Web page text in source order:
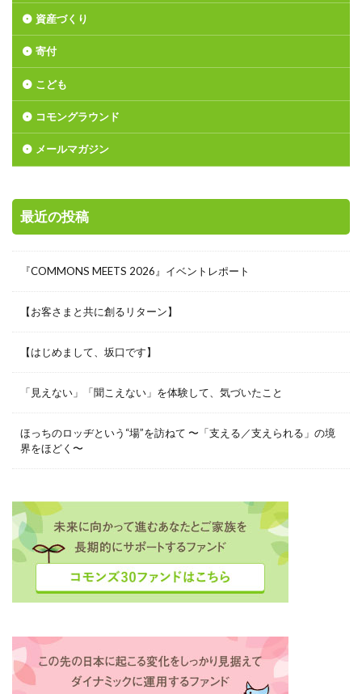
資産づくり
寄付
こども
コモングラウンド
メールマガジン
最近の投稿
『COMMONS MEETS 2026』イベントレポート
【お客さまと共に創るリターン】
【はじめまして、坂口です】
「見えない」「聞こえない」を体験して、気づいたこと
ほっちのロッヂという“場”を訪ねて 〜「支える／支えられる」の境
界をほどく〜